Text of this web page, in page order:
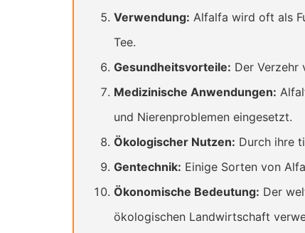
Verwendung: Alfalfa wird oft als
Tee.
Gesundheitsvorteile: Der Verzehr
Medizinische Anwendungen:
und Nierenproblemen eingesetzt.
Ökologischer Nutzen: Durch ihre
Gentechnik: Einige Sorten von
Ökonomische Bedeutung: Der
ökologischen Landwirtschaft